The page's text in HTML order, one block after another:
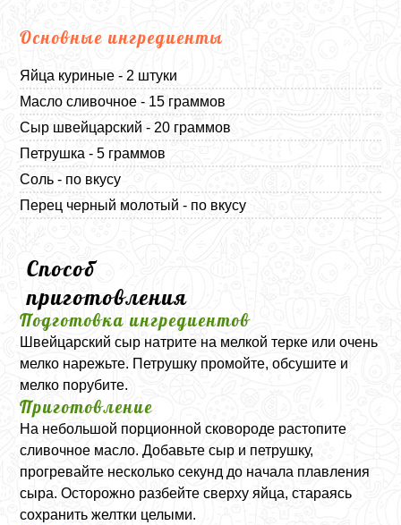
Основные ингредиенты
Яйца куриные - 2 штуки
Масло сливочное - 15 граммов
Сыр швейцарский - 20 граммов
Петрушка - 5 граммов
Соль - по вкусу
Перец черный молотый - по вкусу
Способ
приготовления
Подготовка ингредиентов
Швейцарский сыр натрите на мелкой терке или очень
мелко нарежьте. Петрушку промойте, обсушите и
мелко порубите.
Приготовление
На небольшой порционной сковороде растопите
сливочное масло. Добавьте сыр и петрушку,
прогревайте несколько секунд до начала плавления
сыра. Осторожно разбейте сверху яйца, стараясь
сохранить желтки целыми.